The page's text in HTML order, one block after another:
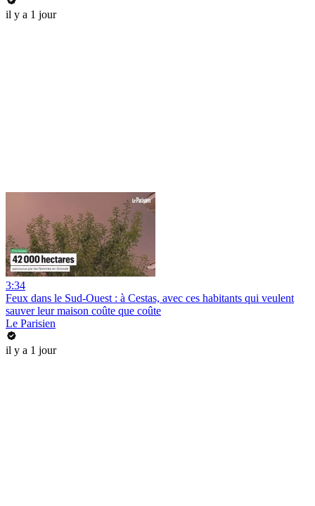
il y a 1 jour
3:34
Feux dans le Sud-Ouest : à Cestas, avec ces habitants qui veulent
sauver leur maison coûte que coûte
Le Parisien
il y a 1 jour